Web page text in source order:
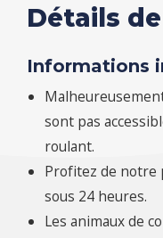
Détails
Informations
sont pas
roulant.
Profitez de notre
sous 24 heures.
Les animaux de